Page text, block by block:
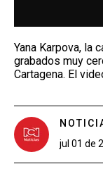
Yana Karpova, la
grabados muy
Cartagena. El
jul 01 de